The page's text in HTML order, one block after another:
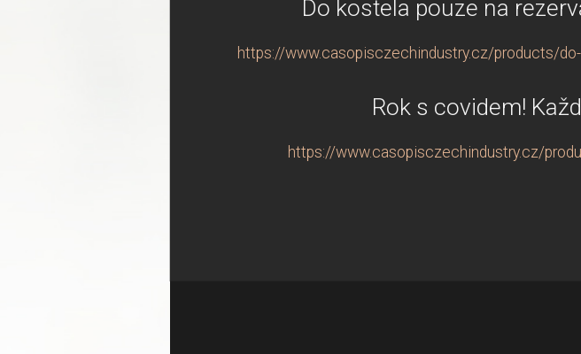
Do kostela pouze na
https://www.casopisczechindustry.cz/products/
Rok s covidem!
https://www.casopisczechindustry.cz/